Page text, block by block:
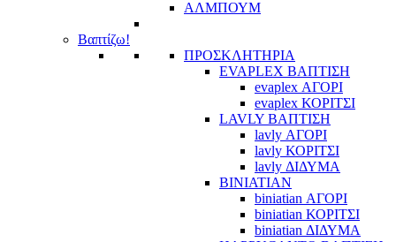
ΑΛΜΠΟΥΜ
Βαπτίζω!
ΠΡΟΣΚΛΗΤΗΡΙΑ
EVAPLEX ΒΑΠΤΙΣΗ
evaplex ΑΓΟΡΙ
evaplex ΚΟΡΙΤΣΙ
LAVLY ΒΑΠΤΙΣΗ
lavly ΑΓΟΡΙ
lavly ΚΟΡΙΤΣΙ
lavly ΔΙΔΥΜΑ
BINIATIAN
biniatian ΑΓΟΡΙ
biniatian ΚΟΡΙΤΣΙ
biniatian ΔΙΔΥΜΑ